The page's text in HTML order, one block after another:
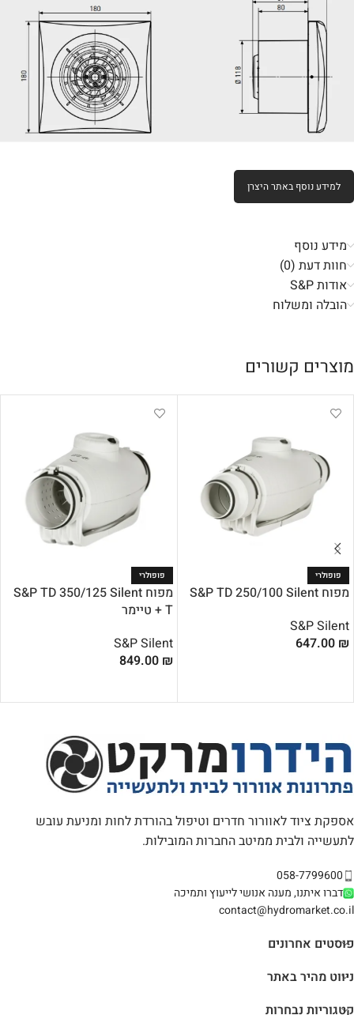
למידע נוסף באתר היצרן
מידע נוסף
חוות דעת (0)
אודות S&P
הובלה ומשלוח
מוצרים קשורים
פופולרי
מפוח S&P TD 250/100 Silent
S&P Silent
647.00 ₪
פופולרי
מפוח S&P TD 350/125 Silent
T + טיימר
S&P Silent
849.00 ₪
אספקת ציוד לאוורור חדרים וטיפול בהורדת לחות ומניעת עובש
לתעשייה ולבית ממיטב החברות המובילות.
058-7799600
דברו איתנו, מענה אנושי לייעוץ ותמיכה
contact@hydromarket.co.il
פוסטים אחרונים
ניווט מהיר באתר
קטגוריות נבחרות